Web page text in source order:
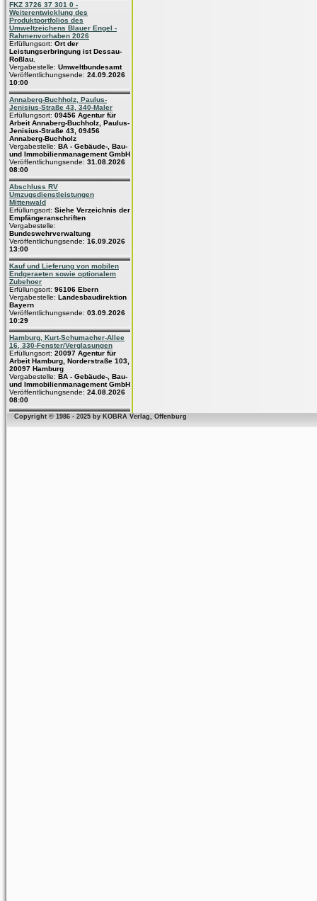
FKZ 3726 37 301 0 -
Weiterentwicklung des
Produktportfolios des
Umweltzeichens Blauer Engel -
Rahmenvorhaben 2026
Erfüllungsort: Ort der
Leistungserbringung ist Dessau-
Roßlau.
Vergabestelle: Umweltbundesamt
Veröffentlichungsende: 24.09.2026
10:00
Annaberg-Buchholz, Paulus-
Jenisius-Straße 43, 340-Maler
Erfüllungsort: 09456 Agentur für
Arbeit Annaberg-Buchholz, Paulus-
Jenisius-Straße 43, 09456
Annaberg-Buchholz
Vergabestelle: BA - Gebäude-, Bau-
und Immobilienmanagement GmbH
Veröffentlichungsende: 31.08.2026
08:00
Abschluss RV
Umzugsdienstleistungen
Mittenwald
Erfüllungsort: Siehe Verzeichnis der
Empfängeranschriften
Vergabestelle:
Bundeswehrverwaltung
Veröffentlichungsende: 16.09.2026
13:00
Kauf und Lieferung von mobilen
Endgeraeten sowie optionalem
Zubehoer
Erfüllungsort: 96106 Ebern
Vergabestelle: Landesbaudirektion
Bayern
Veröffentlichungsende: 03.09.2026
10:29
Hamburg, Kurt-Schumacher-Allee
16, 330-Fenster/Verglasungen
Erfüllungsort: 20097 Agentur für
Arbeit Hamburg, Norderstraße 103,
20097 Hamburg
Vergabestelle: BA - Gebäude-, Bau-
und Immobilienmanagement GmbH
Veröffentlichungsende: 24.08.2026
08:00
Copyright © 1986 - 2025 by KOBRA Verlag, Offenburg